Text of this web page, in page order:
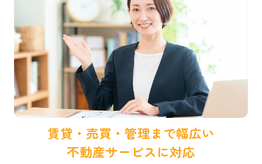
賃貸・売買・管理まで幅広い
不動産サービスに対応